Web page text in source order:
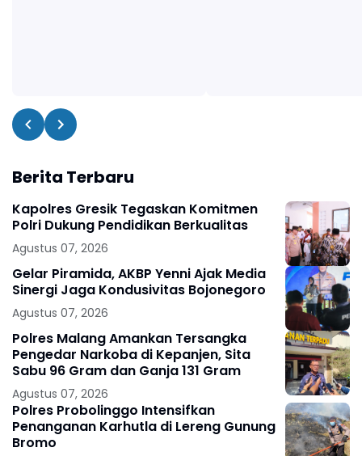
Berita Terbaru
Kapolres Gresik Tegaskan Komitmen
Polri Dukung Pendidikan Berkualitas
Agustus 07, 2026
Gelar Piramida, AKBP Yenni Ajak Media
Sinergi Jaga Kondusivitas Bojonegoro
Agustus 07, 2026
Polres Malang Amankan Tersangka
Pengedar Narkoba di Kepanjen, Sita
Sabu 96 Gram dan Ganja 131 Gram
Agustus 07, 2026
Polres Probolinggo Intensifkan
Penanganan Karhutla di Lereng Gunung
Bromo